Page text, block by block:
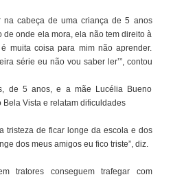
na cabeça de uma criança de 5 anos
de onde ela mora, ela não tem direito à
muita coisa para mim não aprender.
série eu não vou saber ler’”, contou
de 5 anos, e a mãe Lucélia Bueno
Bela Vista e relatam dificuldades
tristeza de ficar longe da escola e dos
dos meus amigos eu fico triste”, diz.
tratores conseguem trafegar com